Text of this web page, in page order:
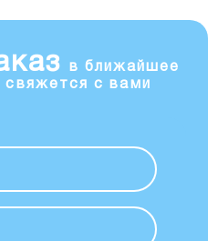
в ближайшее
с вами